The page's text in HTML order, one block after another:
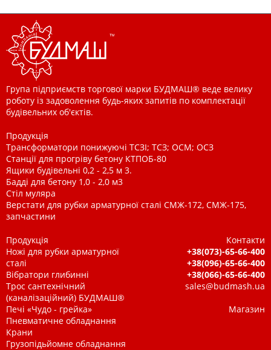
Група підприємств торгової марки БУДМАШ® веде велику
роботу із задоволення будь-яких запитів по комплектації
будівельних об'єктів.
Продукція
Трансформатори понижуючі ТСЗІ; ТСЗ; ОСМ; ОСЗ
Станції для прогріву бетону КТПОБ-80
Ящики будівельні 0,2 - 2,5 м 3.
Бадді для бетону 1,0 - 2,0 м3
Стіл муляра
Верстати для рубки арматурної сталі СМЖ-172, СМЖ-175,
запчастини
Продукція
Ножі для рубки арматурної
сталі
Вібратори глибинні
Трос сантехнічний
(каналізаційний) БУДМАШ®
Печі «Чудо - грейка»
Пневматичне обладнання
Крани
Грузопідьйомне обладнання
Контакти
+38(073)-65-66-400
+38(096)-65-66-400
+38(066)-65-66-400
sales@budmash.ua
Магазин